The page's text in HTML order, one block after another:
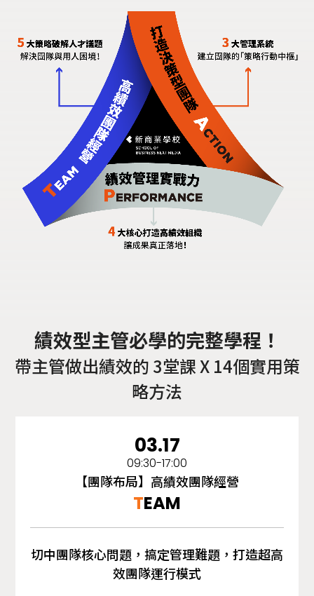
績效型主管必學的完整學程！
帶主管做出績效的 3堂課 X 14個實用策
略方法
03.17
09:30-17:00
【團隊布局】高績效團隊經營
TEAM
切中團隊核心問題，搞定管理難題，打造超高
效團隊運行模式